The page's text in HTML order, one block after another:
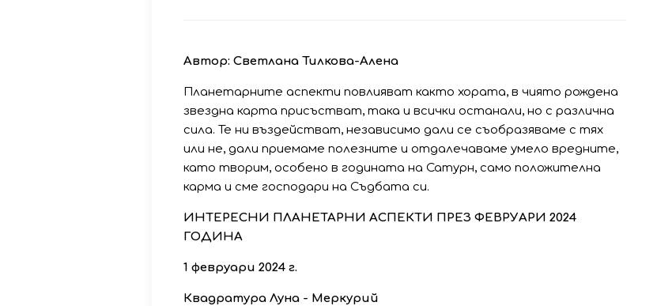
Автор: Светлана Тилкова-Алена
Планетарните аспекти повлияват както хората, в чиято рождена
звездна карта присъстват, така и всички останали, но с различна
сила. Те ни въздействат, независимо дали се съобразяваме с тях
или не, дали приемаме полезните и отдалечаваме умело вредните,
като творим, особено в годината на Сатурн, само положителна
карма и сме господари на Съдбата си.
ИНТЕРЕСНИ ПЛАНЕТАРНИ АСПЕКТИ ПРЕЗ ФЕВРУАРИ 2024
ГОДИНА
1 февруари 2024 г.
Квадратура Луна - Меркурий